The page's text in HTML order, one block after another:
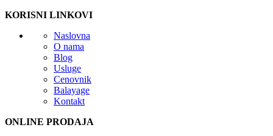
KORISNI LINKOVI
Naslovna
O nama
Blog
Usluge
Cenovnik
Balayage
Kontakt
ONLINE PRODAJA